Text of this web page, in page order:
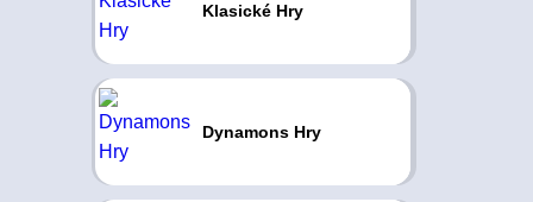
Klasické Hry
Dynamons Hry